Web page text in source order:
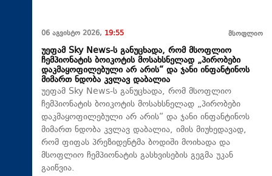
06 აგვისტო 2026, 19:55 მსოფლიო
უეფამ Sky News-ს განუცხადა, რომ მსოფლიო
ჩემპიონატის ბოიკოტის მოსახსნელად „პირობები
დაკმაყოფილებული არ არის“ და ჯანი ინფანტინოს
მიმართ ნდობა კვლავ დაბალია
უეფამ Sky News-ს განუცხადა, რომ მსოფლიო
ჩემპიონატის ბოიკოტის მოსახსნელად „პირობები
დაკმაყოფილებული არ არის“ და ჯანი ინფანტინოს
მიმართ ნდობა კვლავ დაბალია, იმის მიუხედავად,
რომ ფიფას პრეზიდენტმა ბოდიში მოიხადა და
მსოფლიო ჩემპიონატის გასხვისების გეგმა უკან
გაიწვია.